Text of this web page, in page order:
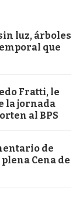
luz, árboles
que
Fratti, le
la jornada
al BPS
de
Cena de